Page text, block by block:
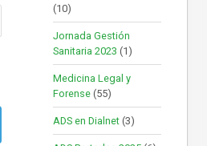
(10)
Jornada Gestión
Sanitaria 2023 (1)
Medicina Legal y
Forense (55)
ADS en Dialnet (3)